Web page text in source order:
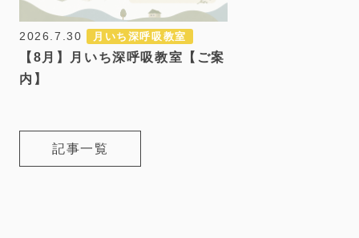
2026.7.30 月いち深呼吸教室
【8月】月いち深呼吸教室【ご案
内】
記事一覧